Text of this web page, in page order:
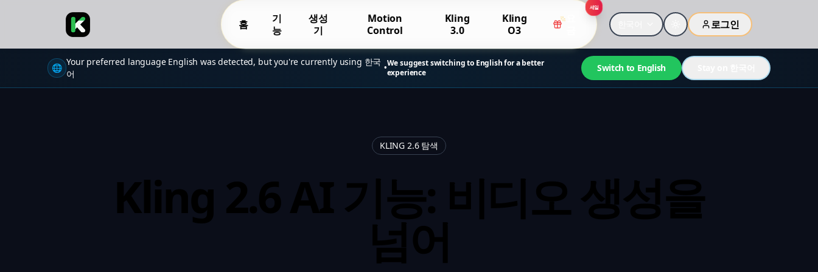
홈
기
능
생성
기
Motion
Control
Kling
3.0
Kling
O3
세일
로그인
🌐
Your preferred language English was detected, but you're currently using 한국
어
•We suggest switching to English for a better
experience
Switch to English
KLING 2.6 탐색
Kling 2.6 AI 기능: 비디오 생성을
넘어